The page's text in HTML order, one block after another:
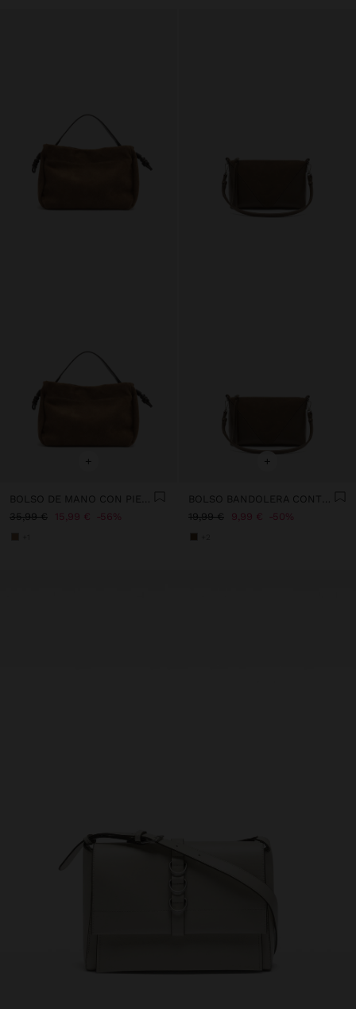
+
BOLSO DE MANO CON PIEL ANTE
35,99 €
15,99 € 56%
+
BOLSO BANDOLERA CONTRASTE DE TEXTURAS
19,99 €
9,99 € 50%